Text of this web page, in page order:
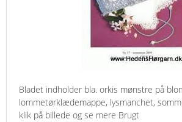
Bladet indholder bla. orkis mønstre på
lommetørklædemappe, lysmanchet,
klik på billede og se mere Brugt